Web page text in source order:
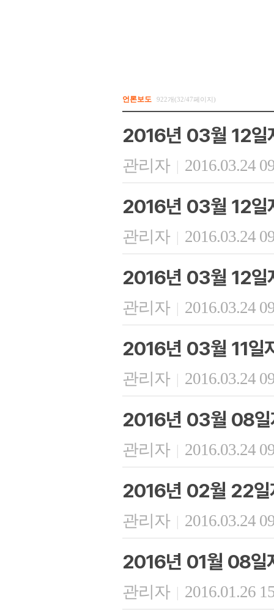
언론보도 922개(32/47페이지)
2016년 03월 12일
관리자 | 2016.03.24
2016년 03월 12일
관리자 | 2016.03.24
2016년 03월 12일
관리자 | 2016.03.24
2016년 03월 11일
관리자 | 2016.03.24
2016년 03월 08일
관리자 | 2016.03.24
2016년 02월 22일
관리자 | 2016.03.24
2016년 01월 08일
관리자 | 2016.01.26